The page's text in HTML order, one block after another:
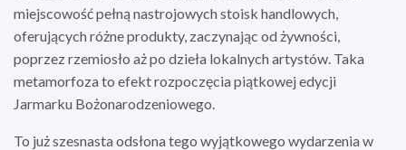
miejscowość pełną nastrojowych stoisk handlowych,
oferujących różne produkty, zaczynając od żywności,
poprzez rzemiosło aż po dzieła lokalnych artystów. Taka
metamorfoza to efekt rozpoczęcia piątkowej edycji
Jarmarku Bożonarodzeniowego.
To już szesnasta odsłona tego wyjątkowego wydarzenia w